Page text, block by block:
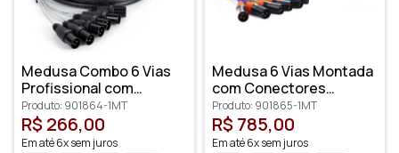
Medusa Combo 6 Vias
Profissional com
Conectores XLR
Anilhados
Produto: 901864-1MT
R$ 266,00
Em até 6x sem juros
Medusa 6 Vias Montada
com Conectores
Profissionais
Produto: 901865-1MT
R$ 785,00
Em até 6x sem juros